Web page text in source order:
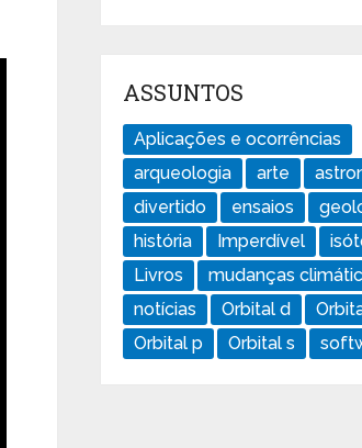
ASSUNTOS
Aplicações e ocorrências
arqueologia
arte
divertido
ensaios
história
Imperdível
Livros
mudanças
notícias
Orbital d
Orbital p
Orbital s